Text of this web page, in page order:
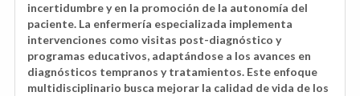
incertidumbre y en la promoción de la autonomía del
paciente. La enfermería especializada implementa
intervenciones como visitas post-diagnóstico y
programas educativos, adaptándose a los avances en
diagnósticos tempranos y tratamientos. Este enfoque
multidisciplinario busca mejorar la calidad de vida de los